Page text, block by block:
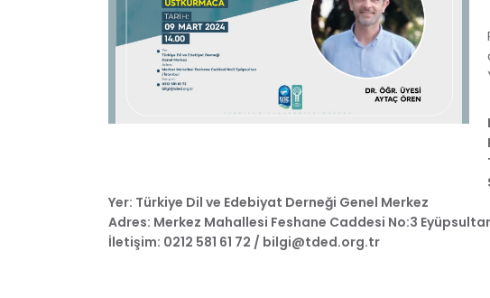
Yer: Türkiye Dil ve Edebiyat Derneği Genel Merkez
Adres: Merkez Mahallesi Feshane Caddesi No:3
İletişim: 0212 581 61 72 / bilgi@tded.org.tr